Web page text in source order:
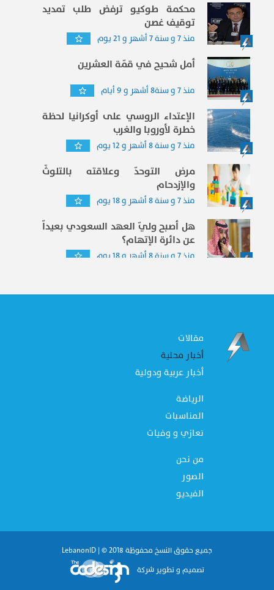
محكمة طوكيو ترفض طلب تمديد
توقيف غصن
منذ 7 و سنة 7 أشهر و 21 يوم
أمل شحيح في قمّة العشرين
منذ 7 و سنة8 أشهر و 9 أيام
الإعتداء الروسي على أوكرانيا لحظة
خطرة لأوروبا والغرب
منذ 7 و سنة 8 أشهر و 12 يوم
مرض التوحدّ وعلاقته بالتلوثّ
والإزدحام
منذ 7 و سنة 8 أشهر و 18 يوم
هل أصبح وليّ العهد السعودي بعيداّ
عن دائرة الإتهام؟
منذ 7 و سنة 8 أشهر و 18 يوم
مقالات
أخبار محلية
أخبار عربية ودولية
الرياضة
المناسبات
تعازي و وفيات
من نحن
الصور
الفيديو
جميع حقوق النسخ محفوظة 2018 © | LebanonID
تصميم و تطوير شركة